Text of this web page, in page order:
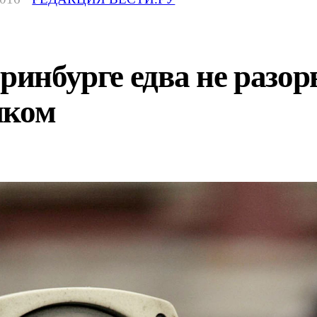
едва не